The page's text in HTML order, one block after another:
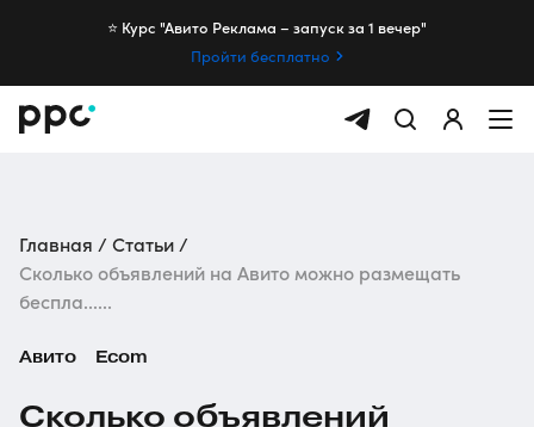
⭐️ Курс "Авито Реклама – запуск за 1 вечер"
Пройти бесплатно
Главная
Статьи
Сколько объявлений на Авито можно размещать
беспла......
Авито Ecom
Сколько объявлений